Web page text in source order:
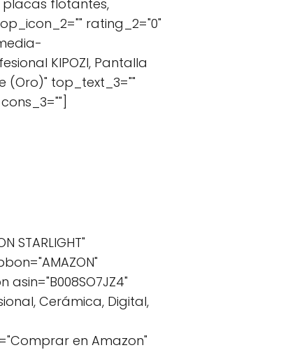
placas flotantes,
rating_2="0"
KIPOZI, Pantalla
(Oro)" top_text_3=""
STARLIGHT"
Cerámica, Digital,
en Amazon"